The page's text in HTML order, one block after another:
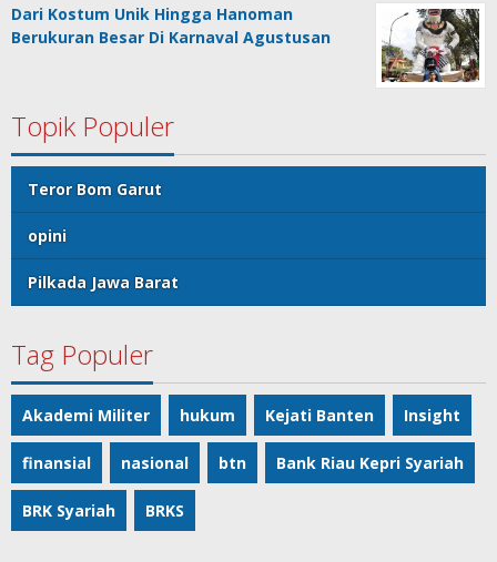
Dari Kostum Unik Hingga Hanoman
Berukuran Besar Di Karnaval Agustusan
Topik Populer
Teror Bom Garut
opini
Pilkada Jawa Barat
Tag Populer
Akademi Militer hukum Kejati Banten Insight
finansial nasional btn Bank Riau Kepri Syariah
BRK Syariah BRKS